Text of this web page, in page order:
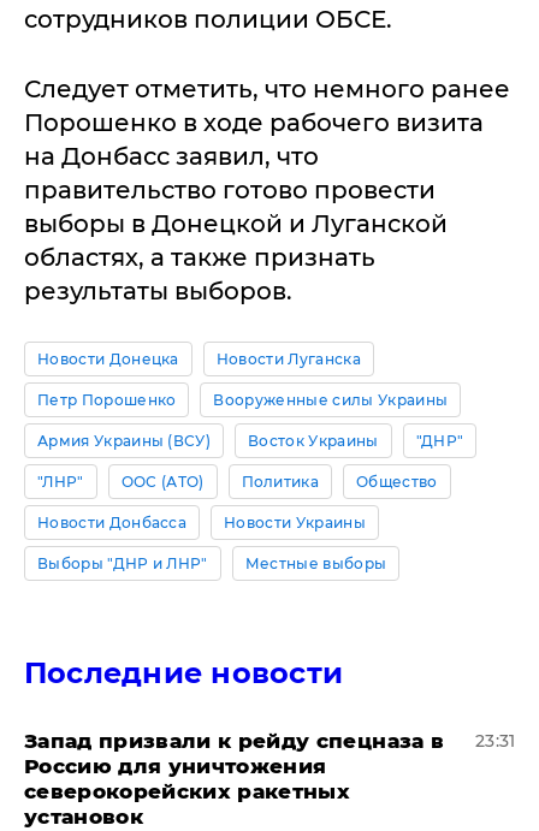
сотрудников полиции ОБСЕ.
Следует отметить, что немного ранее
Порошенко в ходе рабочего визита
на Донбасс заявил, что
правительство готово провести
выборы в Донецкой и Луганской
областях, а также признать
результаты выборов.
Новости Донецка Новости Луганска
Петр Порошенко Вооруженные силы Украины
Армия Украины (ВСУ) Восток Украины "ДНР"
"ЛНР" ООС (АТО) Политика Общество
Новости Донбасса Новости Украины
Выборы "ДНР и ЛНР" Местные выборы
Последние новости
Запад призвали к рейду спецназа в
Россию для уничтожения
северокорейских ракетных
установок
23:31